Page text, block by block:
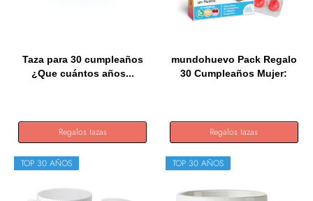
Taza para 30 cumpleaños
¿Que cuántos años...
Regalos tazas
mundohuevo Pack Regalo
30 Cumpleaños Mujer:
Regalos tazas
TOP 30 AÑOS TOP 30 AÑOS